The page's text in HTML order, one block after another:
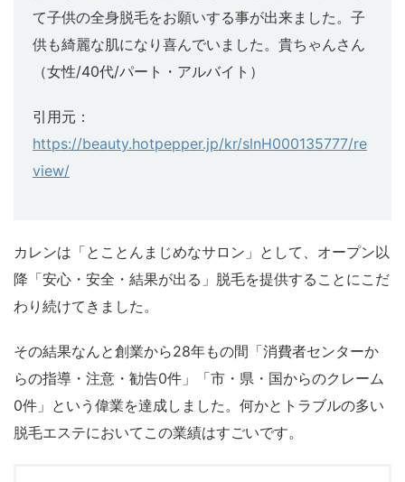
て子供の全身脱毛をお願いする事が出来ました。子
供も綺麗な肌になり喜んでいました。貴ちゃんさん
（女性/40代/パート・アルバイト）
引用元：
https://beauty.hotpepper.jp/kr/slnH000135777/re
view/
カレンは「とことんまじめなサロン」として、オープン以
降「安心・安全・結果が出る」脱毛を提供することにこだ
わり続けてきました。
その結果なんと創業から28年もの間「消費者センターか
らの指導・注意・勧告0件」「市・県・国からのクレーム
0件」という偉業を達成しました。何かとトラブルの多い
脱毛エステにおいてこの業績はすごいです。